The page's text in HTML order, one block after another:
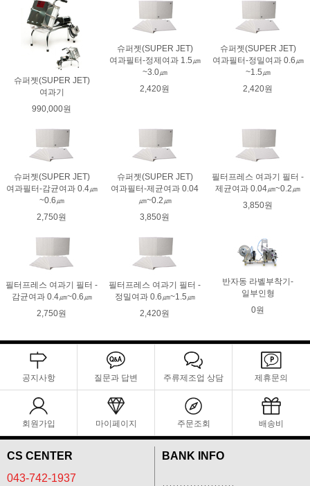
슈퍼젯(SUPER JET)
여과기
990,000원
슈퍼젯(SUPER JET)
여과필터-정제여과 1.5㎛
~3.0㎛
2,420원
슈퍼젯(SUPER JET)
여과필터-정밀여과 0.6㎛
~1.5㎛
2,420원
슈퍼젯(SUPER JET)
여과필터-감균여과 0.4㎛
~0.6㎛
2,750원
슈퍼젯(SUPER JET)
여과필터-제균여과 0.04
㎛~0.2㎛
3,850원
필터프레스 여과기 필터 -
제균여과 0.04㎛~0.2㎛
3,850원
필터프레스 여과기 필터 -
감균여과 0.4㎛~0.6㎛
2,750원
필터프레스 여과기 필터 -
정밀여과 0.6㎛~1.5㎛
2,420원
반자동 라벨부착기-
일부인형
0원
공지사항 질문과 답변 주류제조업 상담 제휴문의
회원가입 마이페이지 주문조회 배송비
CS CENTER
043-742-1937
BANK INFO